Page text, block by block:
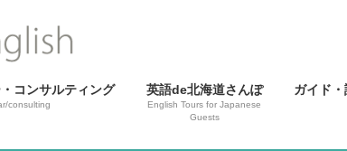
コンサルティング
consulting
英語de北海道さんぽ
English Tours for Japanese
Guests
ガイド